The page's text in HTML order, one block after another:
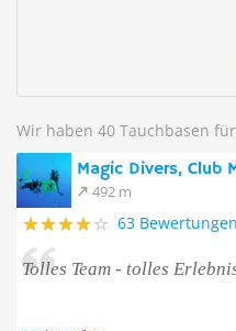
Wir haben 40 Tauchbasen
Magic Divers, Club
492 m
63 Bewertungen
Tolles Team - tolles